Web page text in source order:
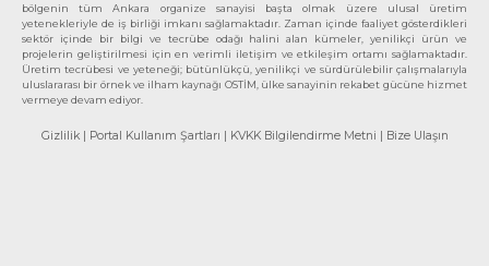
bölgenin tüm Ankara organize sanayisi başta olmak üzere ulusal üretim
yetenekleriyle de iş birliği imkanı sağlamaktadır. Zaman içinde faaliyet gösterdikleri
sektör içinde bir bilgi ve tecrübe odağı halini alan kümeler, yenilikçi ürün ve
projelerin geliştirilmesi için en verimli iletişim ve etkileşim ortamı sağlamaktadır.
Üretim tecrübesi ve yeteneği; bütünlükçü, yenilikçi ve sürdürülebilir çalışmalarıyla
uluslararası bir örnek ve ilham kaynağı OSTİM, ülke sanayinin rekabet gücüne hizmet
vermeye devam ediyor.
Gizlilik | Portal Kullanım Şartları | KVKK Bilgilendirme Metni | Bize Ulaşın